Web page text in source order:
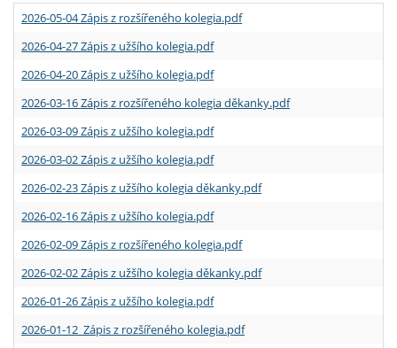
2026-05-04 Zápis z rozšířeného kolegia.pdf
2026-04-27 Zápis z užšího kolegia.pdf
2026-04-20 Zápis z užšího kolegia.pdf
2026-03-16 Zápis z rozšířeného kolegia děkanky.pdf
2026-03-09 Zápis z užšího kolegia.pdf
2026-03-02 Zápis z užšího kolegia.pdf
2026-02-23 Zápis z užšího kolegia děkanky.pdf
2026-02-16 Zápis z užšího kolegia.pdf
2026-02-09 Zápis z rozšířeného kolegia.pdf
2026-02-02 Zápis z užšího kolegia děkanky.pdf
2026-01-26 Zápis z užšího kolegia.pdf
2026-01-12 Zápis z rozšířeného kolegia.pdf